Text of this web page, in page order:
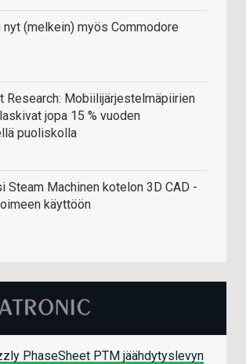
(melkein) myös Commodore
Research: Mobiilijärjestelmäpiirien
jopa 15 % vuoden
puoliskolla
Steam Machinen kotelon 3D CAD -
käyttöön
PhaseSheet PTM jäähdytyslevyn